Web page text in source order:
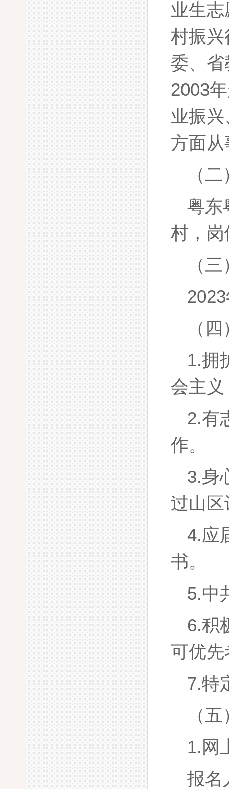
业生
村振兴
委、
2003
业振
方面
（
粤东
村，
（
（
1.拥
会主
2.有
作。
3.身
过山
4.应
书。
5.中
6.积
可优
7.特
（
1.网
报名